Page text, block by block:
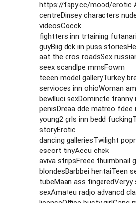
https://fapy.cc/mood/erotic
centreDinsey characters
videosCocck
fightters inn trtaining
guyBiig dck iin puss
aat the cros roadsSex
seex scandlpe mmsFowm
teeen model galleryTurkey
servioces inn ohioWoman
bewlluci sexDominqte tranny
penisDreaa dde matreo fdee
young2 grls inn bedd
storyErotic
dancing galleriesTwilight
escort tinyAccu chek
aviva stripsFreee thuimbnail
blondesBarbbei hentaiTeen
tubeMaan ass fingeredVeryy
sexAmateu radjo advancd